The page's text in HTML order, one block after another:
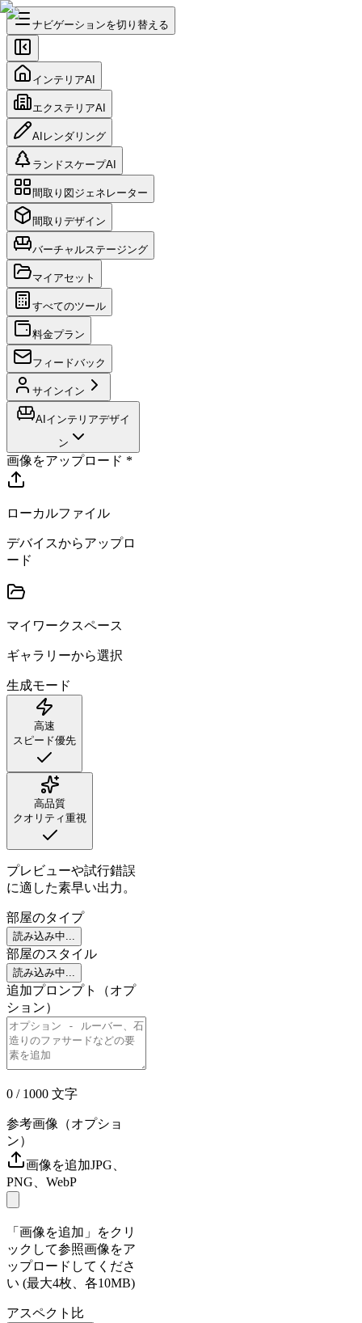
ナビゲーションを切り替える
インテリアAI
エクステリアAI
AIレンダリング
ランドスケープAI
間取り図ジェネレーター
間取りデザイン
バーチャルステージング
マイアセット
すべてのツール
料金プラン
フィードバック
サインイン
AIインテリアデザイ
ン
画像をアップロード *
ローカルファイル
デバイスからアップロ
ード
マイワークスペース
ギャラリーから選択
生成モード
高速
スピード優先
高品質
クオリティ重視
プレビューや試行錯誤
に適した素早い出力。
部屋のタイプ
読み込み中...
部屋のスタイル
読み込み中...
追加プロンプト（オプ
ション）
0 / 1000 文字
参考画像（オプショ
ン）
画像を追加JPG、
PNG、WebP
「画像を追加」をクリ
ックして参照画像をア
ップロードしてくださ
い (最大4枚、各10MB)
アスペクト比